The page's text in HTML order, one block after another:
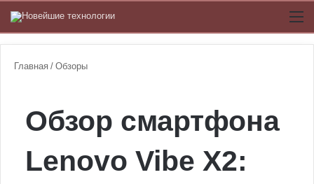
Главная / Обзоры
Обзор смартфона
Lenovo Vibe X2: